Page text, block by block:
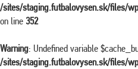
/sites/staging.futbalovysen.sk/files/
on line 352
Warning: Undefined variable
/sites/staging.futbalovysen.sk/files/